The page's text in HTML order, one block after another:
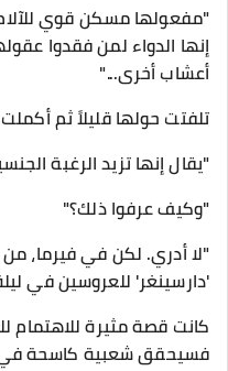
"مفعولها مسكن قوي
إنها الدواء لمن فقدوا
أعشاب أخرى..."
​تلفتت حولها قليلاً ثم
​"يقال إنها تزيد الرغبة
"وكيف عرفوا ذلك؟"
"لا أدري. لكن في فيرما، من
'دارسينغر' للعروسين في
​كانت قصة مثيرة للاهتمام
فسيحقق شعبية كاسحة في